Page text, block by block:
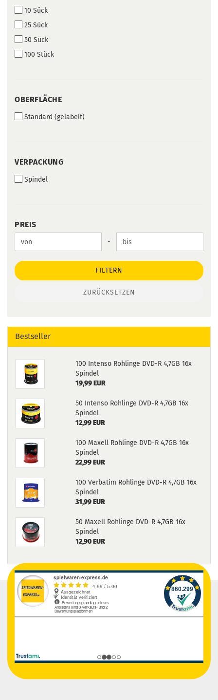
10 Sück
25 Sück
50 Sück
100 Stück
OBERFLÄCHE
OBERFLÄCHE
Standard (gelabelt)
VERPACKUNG
VERPACKUNG
Spindel
PREIS
PREIS
Preis bis -
FILTERN
ZURÜCKSETZEN
Bestseller
100 Intenso Rohlinge DVD-R 4,7GB 16x
Spindel
19,99 EUR
50 Intenso Rohlinge DVD-R 4,7GB 16x
Spindel
12,99 EUR
100 Maxell Rohlinge DVD-R 4,7GB 16x
Spindel
22,99 EUR
100 Verbatim Rohlinge DVD-R 4,7GB 16x
Spindel
31,99 EUR
50 Maxell Rohlinge DVD-R 4,7GB 16x
Spindel
12,90 EUR